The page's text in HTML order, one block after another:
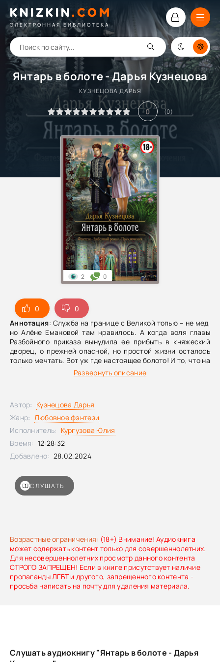
KNIZKIN. COM
ЭЛЕКТРОННАЯ БИБЛИОТЕКА
Янтарь в болоте - Дарья Кузнецова
КУЗНЕЦОВА ДАРЬЯ
0 (0)
0
0
Аннотация: Служба на границе с Великой топью – не мед,
но Алёне Емановой там нравилось. А когда воля главы
Разбойного приказа вынудила ее прибыть в княжеский
дворец, о прежней опасной, но простой жизни осталось
только мечтать. Вот уж где настоящее болото! И то, что на
Алёну, как на живца, намерены ловить преступника, –
меньшая из бед. Куда хуже интерес княжеского
Рубцова, прозванного Янтарноглазым.С воеводой,
пожалуй, тяжелее всего. К опасности Алёне не привыкать,
а вот с собственным сердцем попробуй сладить!
Развернуть описание
Возрастные ограничения: (18+) Внимание! Аудиокнига
может содержать контент только для совершеннолетних.
Для несовершеннолетних просмотр данного контента
СТРОГО ЗАПРЕЩЕН! Если в книге присутствует наличие
пропаганды ЛГБТ и другого, запрещенного контента -
просьба написать на почту для удаления материала.
2 0
СЛУШАТЬ
Автор: Кузнецова Дарья
Жанр: Любовное фэнтези
Исполнитель: Кургузова Юлия
Время: 12:28:32
Добавлено: 28.02.2024
Слушать аудиокнигу "Янтарь в болоте - Дарья